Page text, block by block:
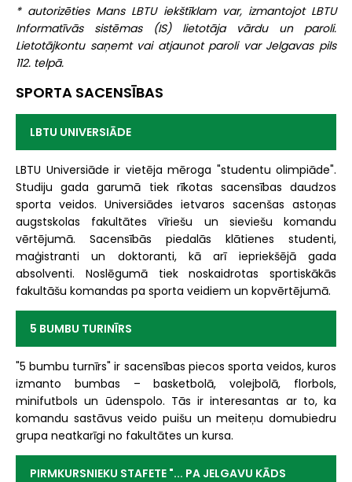
* autorizēties Mans LBTU iekštīklam var, izmantojot LBTU
Informatīvās sistēmas (IS) lietotāja vārdu un paroli.
Lietotājkontu saņemt vai atjaunot paroli var Jelgavas pils
112. telpā.
SPORTA SACENSĪBAS
LBTU UNIVERSIĀDE
LBTU Universiāde ir vietēja mēroga "studentu olimpiāde".
Studiju gada garumā tiek rīkotas sacensības daudzos
sporta veidos. Universiādes ietvaros sacenšas astoņas
augstskolas fakultātes vīriešu un sieviešu komandu
vērtējumā. Sacensībās piedalās klātienes studenti,
maģistranti un doktoranti, kā arī iepriekšējā gada
absolventi. Noslēgumā tiek noskaidrotas sportiskākās
fakultāšu komandas pa sporta veidiem un kopvērtējumā.
5 BUMBU TURINĪRS
"5 bumbu turnīrs" ir sacensības piecos sporta veidos, kuros
izmanto bumbas – basketbolā, volejbolā, florbols,
minifutbols un ūdenspolo. Tās ir interesantas ar to, ka
komandu sastāvus veido puišu un meiteņu domubiedru
grupa neatkarīgi no fakultātes un kursa.
PIRMKURSNIEKU STAFETE "... PA JELGAVU KĀDS